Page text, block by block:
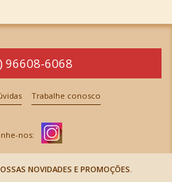
96608-6068
Trabalhe conosco
NOVIDADES E PROMOÇÕES.